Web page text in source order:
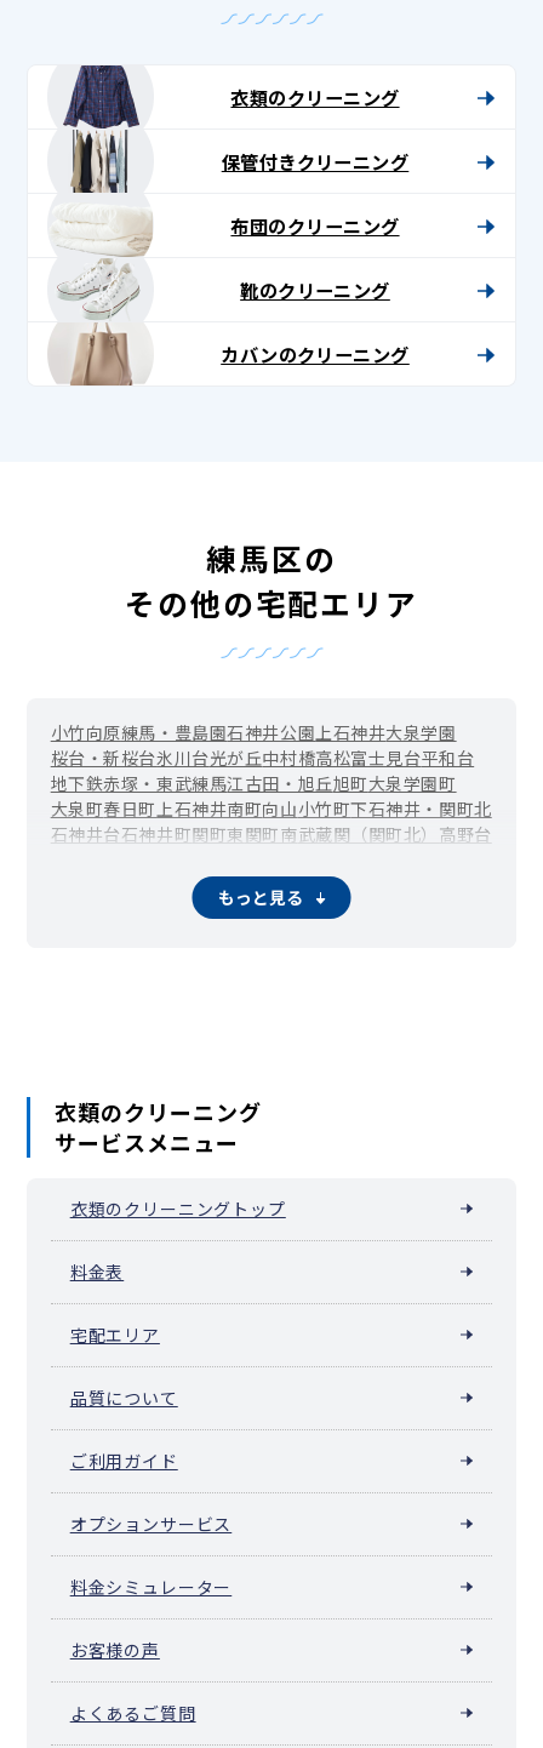
衣類のクリーニング
保管付きクリーニング
布団のクリーニング
靴のクリーニング
カバンのクリーニング
練馬区の
その他の宅配エリア
小竹向原練馬・豊島園石神井公園 上石神井大泉学園
桜台・新桜台氷川台光が丘中村橋高松富士見台平和台
地下鉄赤塚・東武練馬江古田・旭丘旭町大泉学園町
大泉町春日町 上石神井南町向山小竹町下石神井・関町北
石神井台石神井町関町東関町南武蔵関（関町北） 高野台
貫井羽沢早宮東大泉
もっと見る
衣類のクリーニング
サービスメニュー
衣類のクリーニングトップ
料金表
宅配エリア
品質について
ご利用ガイド
オプションサービス
料金シミュレーター
お客様の声
よくあるご質問